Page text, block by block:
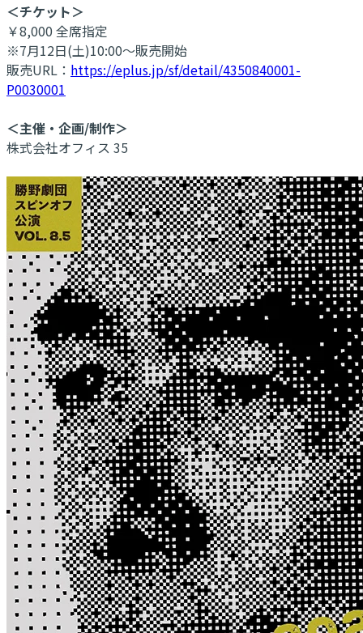
＜チケット＞
￥8,000 全席指定
※7月12日(土)10:00～販売開始
販売URL： https://eplus.jp/sf/detail/4350840001-
P0030001
＜主催・企画/制作＞
株式会社オフィス 35